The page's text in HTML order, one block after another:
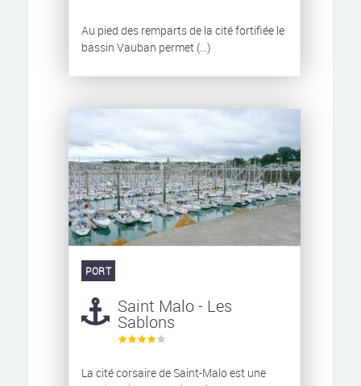
Au pied des remparts de la cité fortifiée le
bassin Vauban permet (...)
PORT
Saint Malo - Les
Sablons
La cité corsaire de Saint-Malo est une